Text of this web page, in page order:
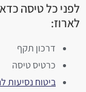
לפני כל טיסה
לארוז:
דרכון תקף
כרטיס טיסה
ביטוח נסיעות